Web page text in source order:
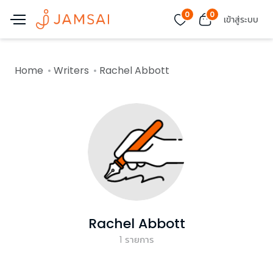
0 0 เข้าสู่ระบบ
Home Writers Rachel Abbott
Rachel Abbott
1 รายการ